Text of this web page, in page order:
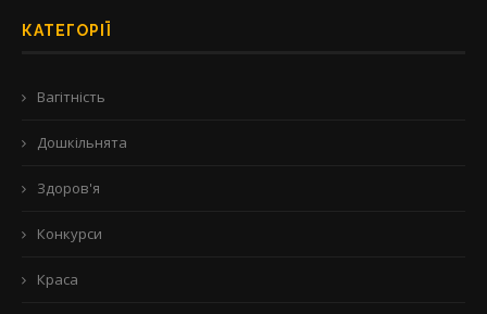
КАТЕГОРІЇ
Вагітність
Дошкільнята
Здоров'я
Конкурси
Краса